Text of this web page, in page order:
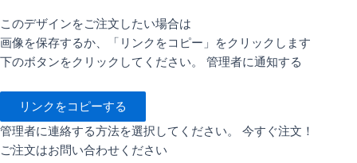
このデザインをご注文したい場合は
画像を保存するか、「リンクをコピー」をクリックします
下のボタンをクリックしてください。 管理者に通知する
リンクをコピーする
管理者に連絡する方法を選択してください。 今すぐ注文！
ご注文はお問い合わせください